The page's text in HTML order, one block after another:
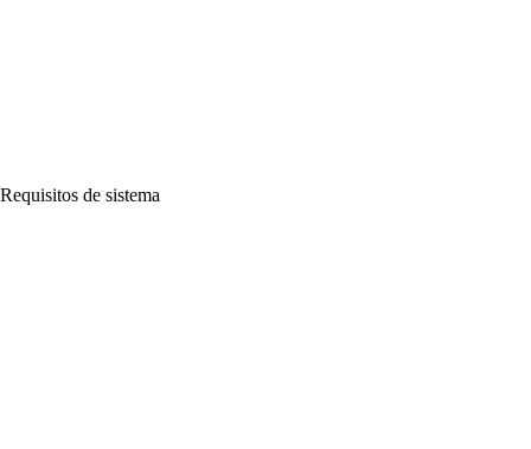
Requisitos de sistema